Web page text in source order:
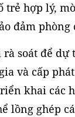
trẻ hợp lý,
đảm phòng
soát để
và cấp
khai các
lồng ghép